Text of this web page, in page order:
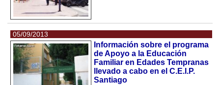
05/09/2013
Información sobre el programa
de Apoyo a la Educación
Familiar en Edades Tempranas
llevado a cabo en el C.E.I.P.
Santiago